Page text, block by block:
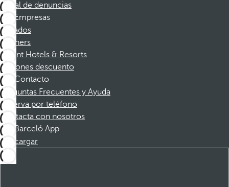
Canal de denuncias
Empresas
Afiliados
Partners
Dorint Hotels & Resorts
Cupones descuento
Contacto
Preguntas Frecuentes y Ayuda
Reserva por teléfono
Contacta con nosotros
Barceló App
Descargar